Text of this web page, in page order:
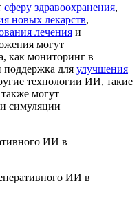
сферу здравоохранения,
новых лекарств,
лечения и
могут
как мониторинг в
поддержка для улучшения
технологии ИИ, такие
также могут
симуляции
ИИ в